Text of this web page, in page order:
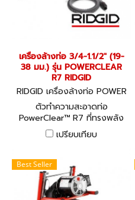
เครื่องล้างท่อ 3/4-1.1/2" (19-
38 มม.) รุ่น POWERCLEAR
R7 RIDGID
RIDGID เครื่องล้างท่อ POWER
CLEAR R7
ตัวทำความสะอาดท่อ
PowerClear™ R7 ที่ทรงพลัง
ขนาดกะทัดรัดและใช้งานได้หลาก
หลายรูปแบบ ช่วยทำความสะอาด
ล้างมือได้อย่างง่ายดาย ตั้งแต่
เส้นผ่าศูนย์กลาง 3/4 นิ้ว ไป
จนถึง 1 1/2 นิ้ว
เปรียบเทียบ
Best Seller